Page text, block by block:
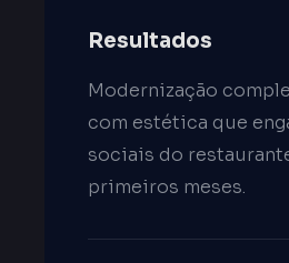
Resultados
Modernização
com estética que
sociais do
primeiros meses.